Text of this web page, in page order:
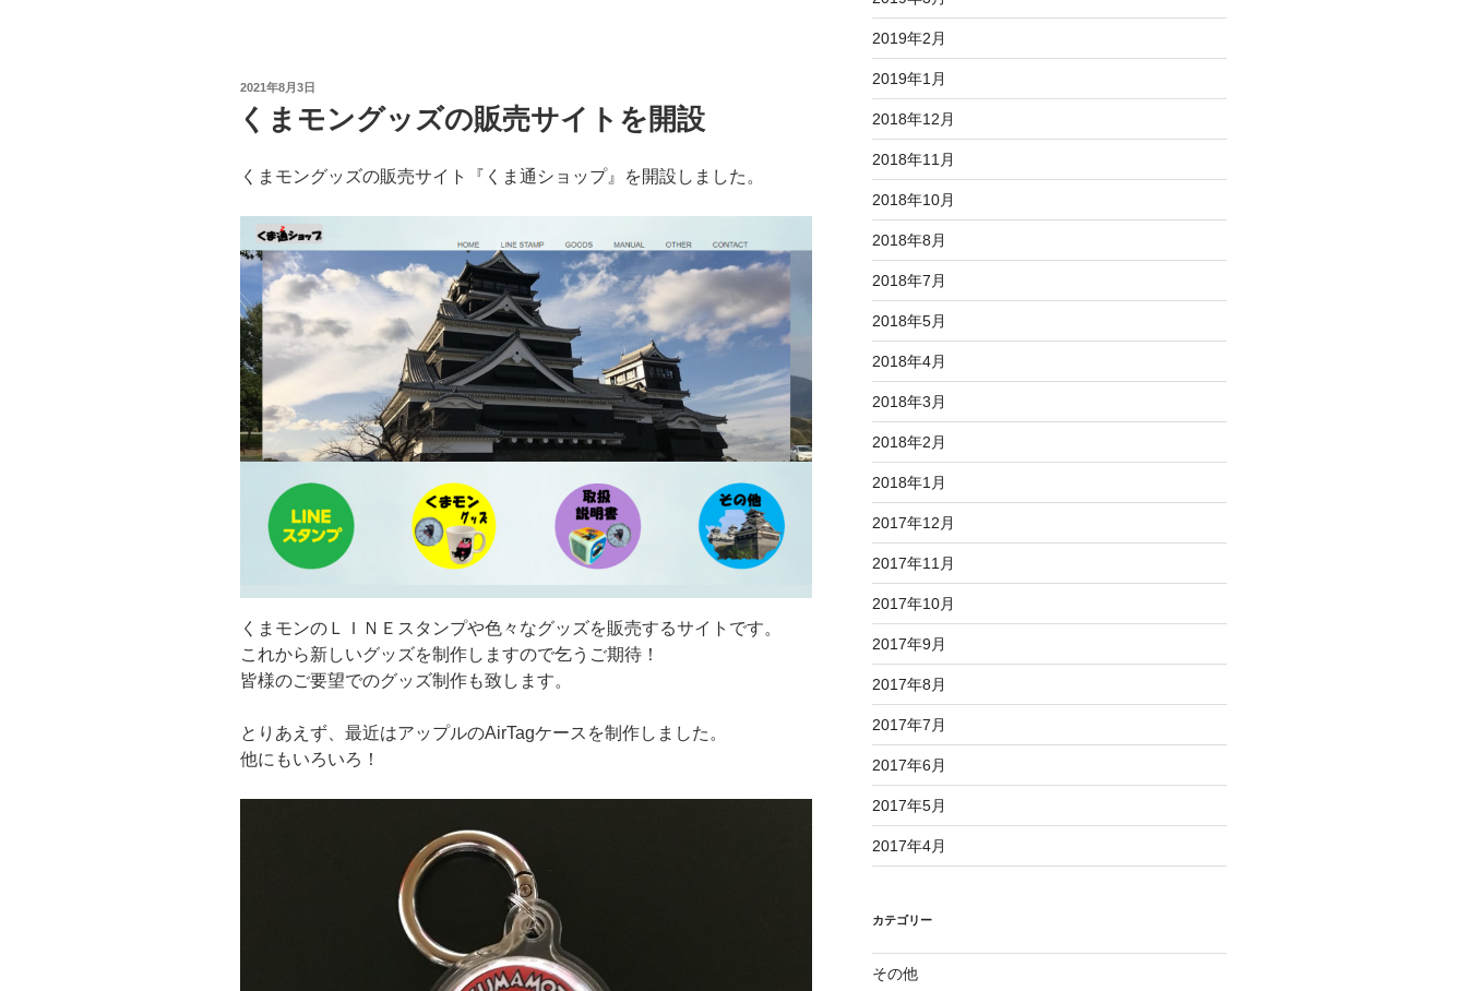
投
日:
2021年8月3日
くまモングッズの販売サイトを開設
くまモングッズの販売サイト『くま通ショップ』を開設しました。
くまモンのＬＩＮＥスタンプや色々なグッズを販売するサイトです。
これから新しいグッズを制作しますので乞うご期待！
皆様のご要望でのグッズ制作も致します。
とりあえず、最近はアップルのAirTagケースを制作しました。
他にもいろいろ！
2019年2月
2019年1月
2018年12月
2018年11月
2018年10月
2018年8月
2018年7月
2018年5月
2018年4月
2018年3月
2018年2月
2018年1月
2017年12月
2017年11月
2017年10月
2017年9月
2017年8月
2017年7月
2017年6月
2017年5月
2017年4月
カテゴリー
その他